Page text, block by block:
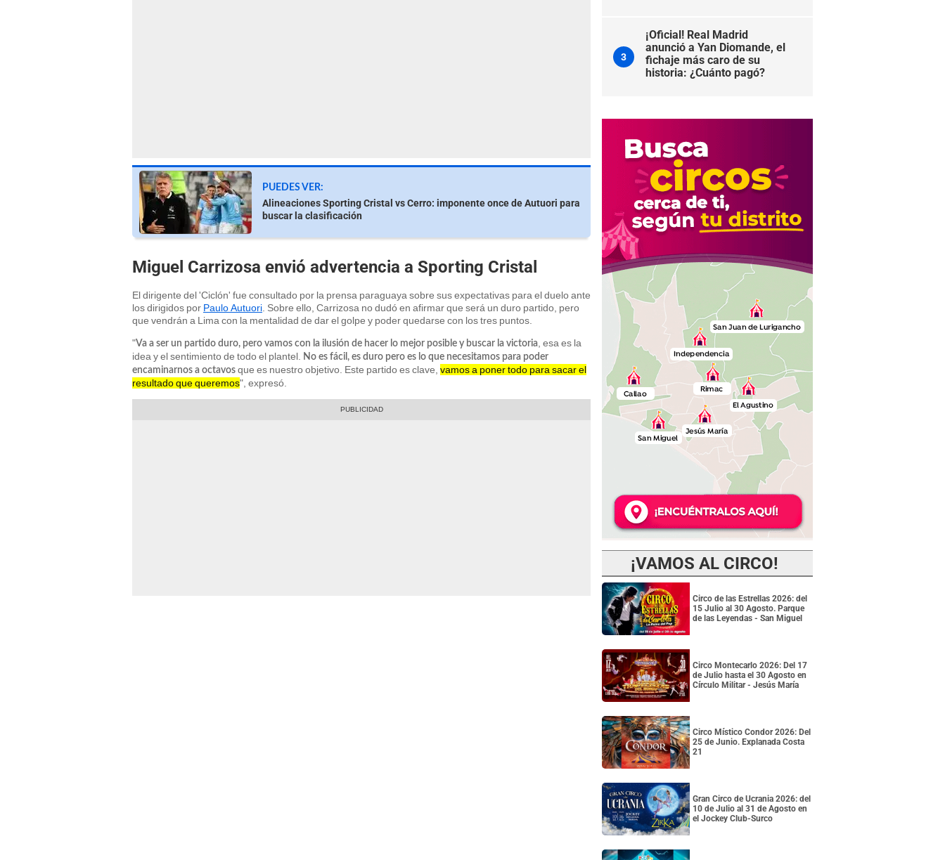
PUEDES VER:
Alineaciones Sporting Cristal vs Cerro: imponente once de Autuori para
buscar la clasificación
Miguel Carrizosa envió advertencia a Sporting Cristal
El dirigente del 'Ciclón' fue consultado por la prensa paraguaya sobre sus expectativas para el duelo ante
los dirigidos por Paulo Autuori. Sobre ello, Carrizosa no dudó en afirmar que será un duro partido, pero
que vendrán a Lima con la mentalidad de dar el golpe y poder quedarse con los tres puntos.
"Va a ser un partido duro, pero vamos con la ilusión de hacer lo mejor posible y buscar la victoria, esa es la
idea y el sentimiento de todo el plantel. No es fácil, es duro pero es lo que necesitamos para poder
encaminarnos a octavos que es nuestro objetivo. Este partido es clave, vamos a poner todo para sacar el
resultado que queremos", expresó.
3
¡Oficial! Real Madrid
anunció a Yan Diomande, el
fichaje más caro de su
historia: ¿Cuánto pagó?
¡VAMOS AL CIRCO!
Circo de las Estrellas 2026: del
15 Julio al 30 Agosto. Parque
de las Leyendas - San Miguel
Circo Montecarlo 2026: Del 17
de Julio hasta el 30 Agosto en
Círculo Militar - Jesús María
Circo Místico Condor 2026: Del
25 de Junio. Explanada Costa
21
Gran Circo de Ucrania 2026: del
10 de Julio al 31 de Agosto en
el Jockey Club-Surco